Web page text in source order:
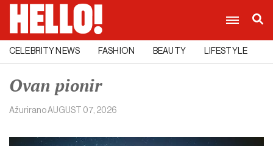
CELEBRITY NEWS FASHION BEAUTY LIFESTYLE
Ovan pionir
AžuriranoAUGUST 07, 2026